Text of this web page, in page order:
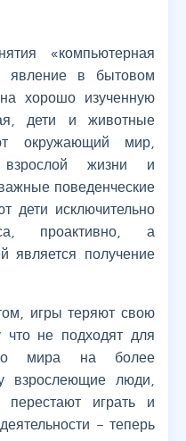
«компьютерная
явление в бытовом
хорошо изученную
дети и животные
окружающий мир,
жизни и
поведенческие
дети исключительно
проактивно, а
является получение
игры теряют свою
не подходят для
мира на более
взрослеющие люди,
перестают играть и
– теперь